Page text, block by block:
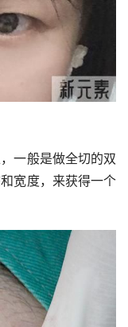
一般是做全切的双
宽度，来获得一个